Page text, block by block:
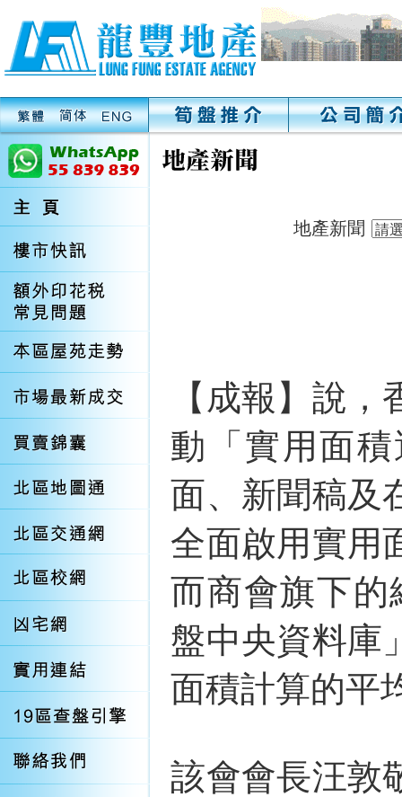
地產新聞
【成報】說
動「實用面
面、新聞稿及
全面啟用實用
而商會旗下的
盤中央資料庫
面積計算的平
該會會長汪敦